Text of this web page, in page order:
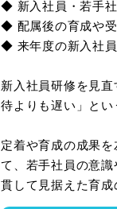
◆ 新入社員・若手
◆ 配属後の育成や
◆ 来年度の新入社
新入社員研修を見
待よりも遅い」と
定着や育成の成果
て、若手社員の意
貫して見据えた育成